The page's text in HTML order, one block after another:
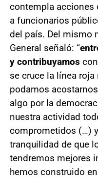
contempla acciones
a funcionarios
del país. Del mismo
General señaló: “
y contribuyamos
se cruce la línea
podamos
algo por la
nuestra actividad
comprometidos (…)
tranquilidad de que
tendremos mejores
hemos construido